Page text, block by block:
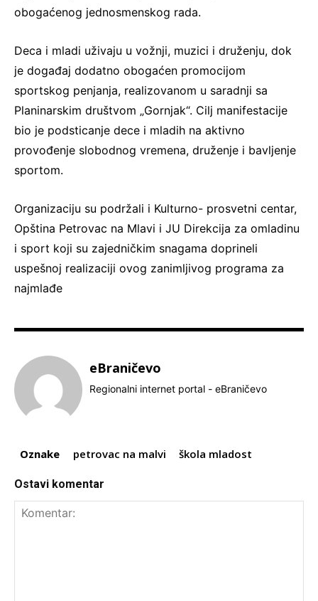
obogaćenog jednosmenskog rada.
Deca i mladi uživaju u vožnji, muzici i druženju, dok
je događaj dodatno obogaćen promocijom
sportskog penjanja, realizovanom u saradnji sa
Planinarskim društvom „Gornjak“. Cilj manifestacije
bio je podsticanje dece i mladih na aktivno
provođenje slobodnog vremena, druženje i bavljenje
sportom.
Organizaciju su podržali i Kulturno- prosvetni centar,
Opština Petrovac na Mlavi i JU Direkcija za omladinu
i sport koji su zajedničkim snagama doprineli
uspešnoj realizaciji ovog zanimljivog programa za
najmlađe
eBraničevo
Regionalni internet portal - eBraničevo
Oznake petrovac na malvi škola mladost
Ostavi komentar